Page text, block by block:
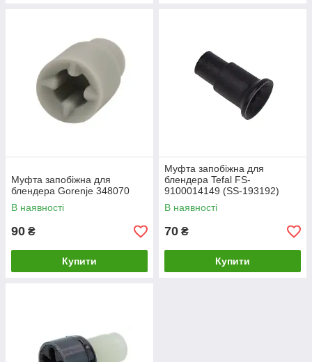
Муфта запобіжна для
блендера Gorenje 348070
В наявності
90 ₴
Купити
Муфта запобіжна для
блендера Tefal FS-
9100014149 (SS-193192)
В наявності
70 ₴
Купити